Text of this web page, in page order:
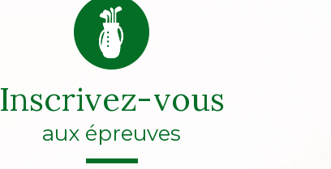
Inscrivez-vous
aux épreuves